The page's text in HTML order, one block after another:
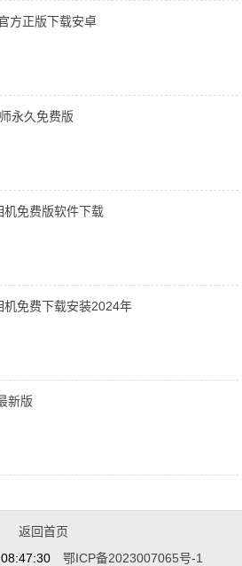
方正版下载安卓
永久免费版
机免费版软件下载
机免费下载安装2024年
新版
返回首页
鄂ICP备2023007065号-1